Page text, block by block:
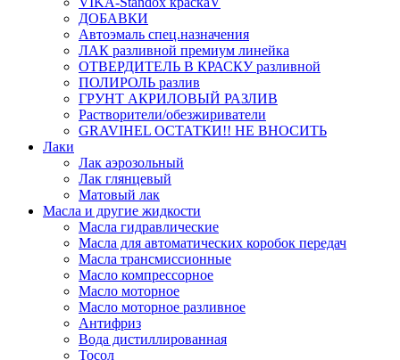
ДОБАВКИ
Автоэмаль спец.назначения
ЛАК разливной премиум линейка
ОТВЕРДИТЕЛЬ В КРАСКУ разливной
ПОЛИРОЛЬ разлив
ГРУНТ АКРИЛОВЫЙ РАЗЛИВ
Растворители/обезжириватели
GRAVIHEL ОСТАТКИ!! НЕ ВНОСИТЬ
Лаки
Лак аэрозольный
Лак глянцевый
Матовый лак
Масла и другие жидкости
Масла гидравлические
Масла для автоматических коробок передач
Масла трансмиссионные
Масло компрессорное
Масло моторное
Масло моторное разливное
Антифриз
Вода дистиллированная
Тосол